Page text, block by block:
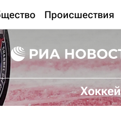
Происшествия
Хоккей